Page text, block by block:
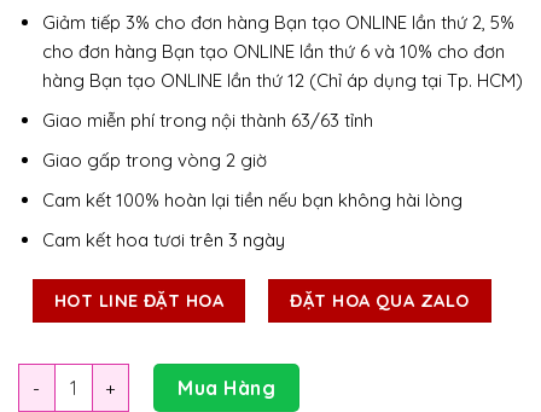
Giảm tiếp 3% cho đơn hàng Bạn tạo ONLINE lần thứ 2, 5%
cho đơn hàng Bạn tạo ONLINE lần thứ 6 và 10% cho đơn
hàng Bạn tạo ONLINE lần thứ 12 (Chỉ áp dụng tại Tp. HCM)
Giao miễn phí trong nội thành 63/63 tỉnh
Giao gấp trong vòng 2 giờ
Cam kết 100% hoàn lại tiền nếu bạn không hài lòng
Cam kết hoa tươi trên 3 ngày
HOT LINE ĐẶT HOA ĐẶT HOA QUA ZALO
Số lượng Mua Hàng